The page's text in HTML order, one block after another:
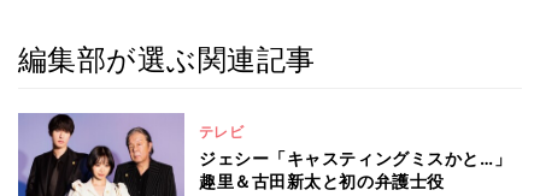
編集部が選ぶ関連記事
テレビ
ジェシー「キャスティングミスかと…」
趣里＆古田新太と初の弁護士役